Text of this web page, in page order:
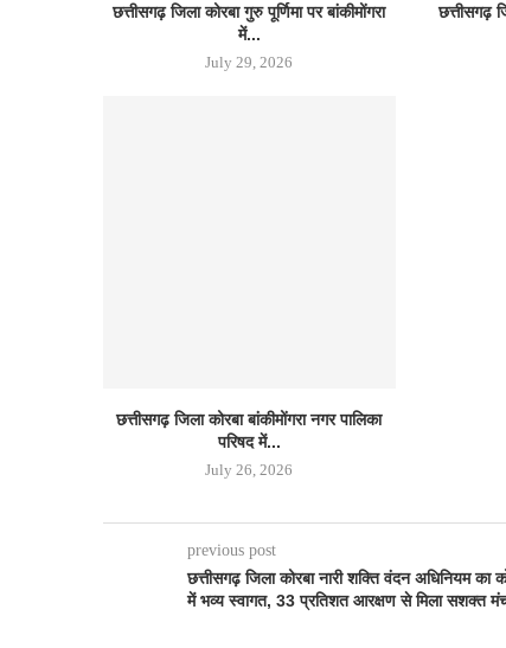
छत्तीसगढ़ जिला कोरबा गुरु पूर्णिमा पर बांकीमोंगरा
में...
July 29, 2026
छत्तीसगढ़
छत्तीसगढ़ जिला कोरबा बांकीमोंगरा नगर पालिका
परिषद में...
July 26, 2026
previous post
छत्तीसगढ़ जिला कोरबा नारी शक्ति वंदन अधिनियम का
में भव्य स्वागत, 33 प्रतिशत आरक्षण से मिला सशक्त